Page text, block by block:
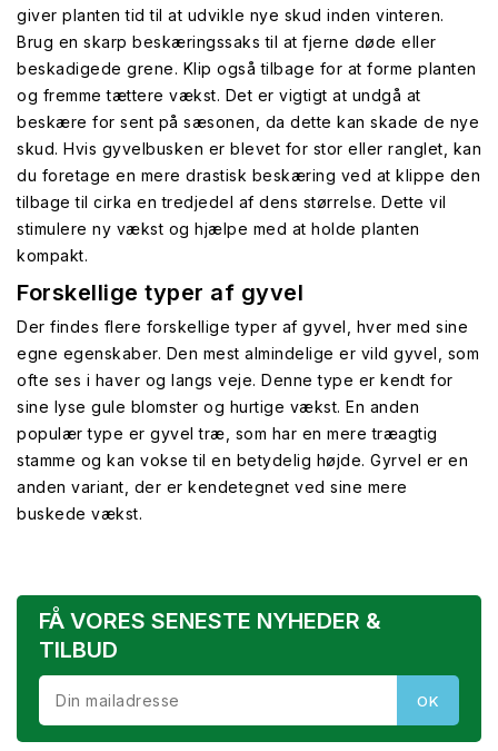
giver planten tid til at udvikle nye skud inden vinteren.
Brug en skarp beskæringssaks til at fjerne døde eller
beskadigede grene. Klip også tilbage for at forme planten
og fremme tættere vækst. Det er vigtigt at undgå at
beskære for sent på sæsonen, da dette kan skade de nye
skud. Hvis gyvelbusken er blevet for stor eller ranglet, kan
du foretage en mere drastisk beskæring ved at klippe den
tilbage til cirka en tredjedel af dens størrelse. Dette vil
stimulere ny vækst og hjælpe med at holde planten
kompakt.
Forskellige typer af gyvel
Der findes flere forskellige typer af gyvel, hver med sine
egne egenskaber. Den mest almindelige er vild gyvel, som
ofte ses i haver og langs veje. Denne type er kendt for
sine lyse gule blomster og hurtige vækst. En anden
populær type er gyvel træ, som har en mere træagtig
stamme og kan vokse til en betydelig højde. Gyrvel er en
anden variant, der er kendetegnet ved sine mere
buskede vækst.
FÅ VORES SENESTE NYHEDER &
TILBUD